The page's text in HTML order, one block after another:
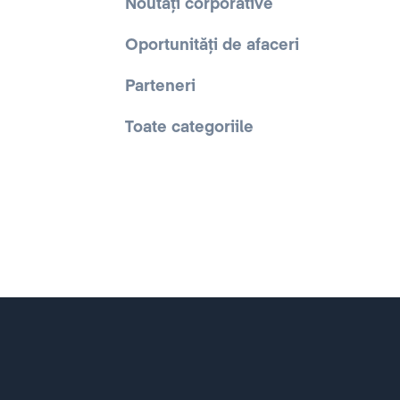
Noutăți corporative
Oportunități de afaceri
Parteneri
Toate categoriile